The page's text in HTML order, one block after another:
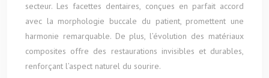
secteur. Les facettes dentaires, conçues en parfait accord
avec la morphologie buccale du patient, promettent une
harmonie remarquable. De plus, l’évolution des matériaux
composites offre des restaurations invisibles et durables,
renforçant l’aspect naturel du sourire.